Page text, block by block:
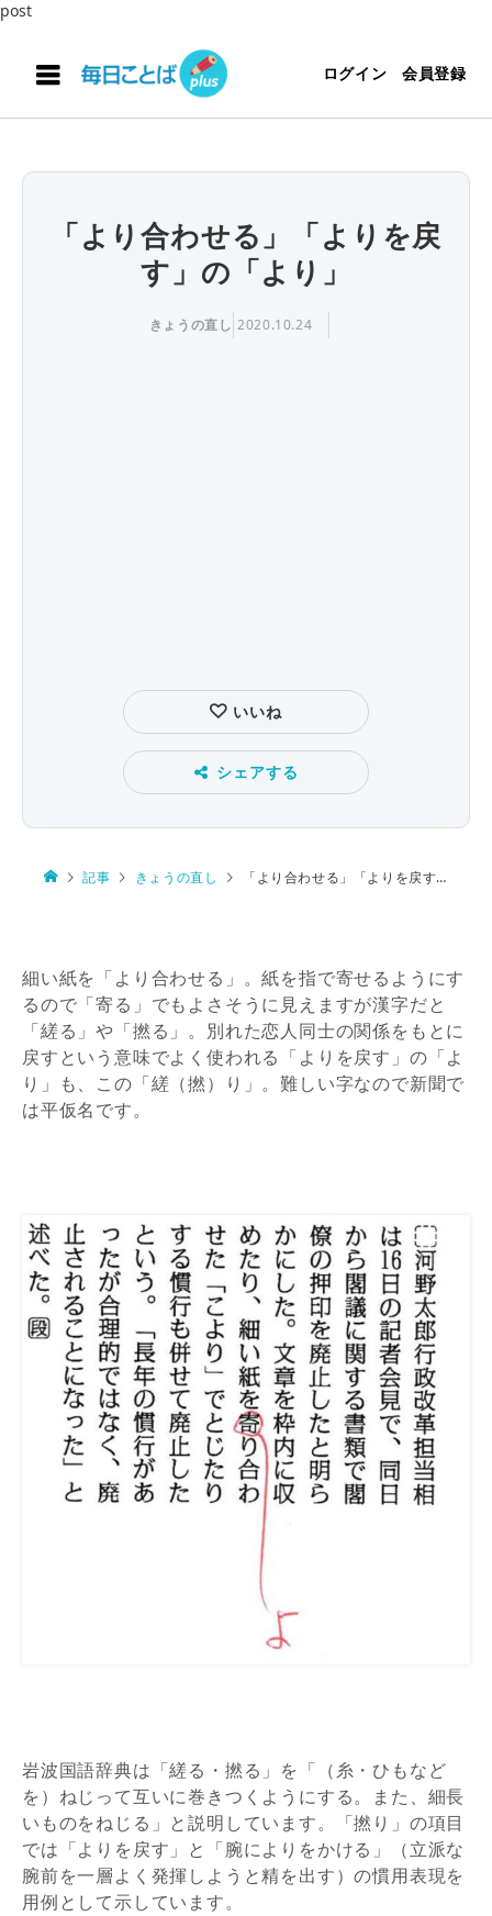
post
ログイン 会員登録
「より合わせる」「よりを戻
す」の「より」
きょうの直し 2020.10.24
いいね
シェアする
記事 きょうの直し 「より合わせる」「よりを戻す」の「より」
細い紙を「より合わせる」。紙を指で寄せるようにす
るので「寄る」でもよさそうに見えますが漢字だと
「縒る」や「撚る」。別れた恋人同士の関係をもとに
戻すという意味でよく使われる「よりを戻す」の「よ
り」も、この「縒（撚）り」。難しい字なので新聞で
は平仮名です。
岩波国語辞典は「縒る・撚る」を「（糸・ひもなど
を）ねじって互いに巻きつくようにする。また、細長
いものをねじる」と説明しています。「撚り」の項目
では「よりを戻す」と「腕によりをかける」（立派な
腕前を一層よく発揮しようと精を出す）の慣用表現を
用例として示しています。